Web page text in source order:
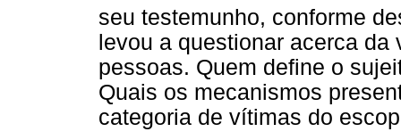
seu testemunho, conforme
levou a questionar acerca
pessoas. Quem define o
Quais os mecanismos
categoria de vítimas do